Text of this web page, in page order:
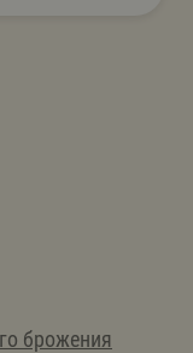
брожения